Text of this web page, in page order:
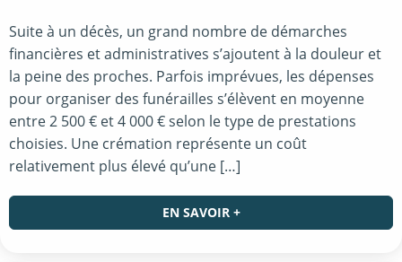
Suite à un décès, un grand nombre de démarches
financières et administratives s’ajoutent à la douleur et
la peine des proches. Parfois imprévues, les dépenses
pour organiser des funérailles s’élèvent en moyenne
entre 2 500 € et 4 000 € selon le type de prestations
choisies. Une crémation représente un coût
relativement plus élevé qu’une […]
EN SAVOIR +